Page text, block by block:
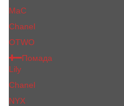
MaC
Сhanеl
OTWO
Помада
Lily
Chanel
NYX